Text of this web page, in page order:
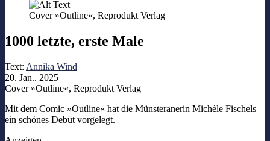
Cover »Outline«, Reprodukt Verlag
1000 letzte, erste Male
Text: Annika Wind
20. Jan.. 2025
Cover »Outline«, Reprodukt Verlag
Mit dem Comic »Outline« hat die Münsteranerin Michèle Fischels
ein schönes Debüt vorgelegt.